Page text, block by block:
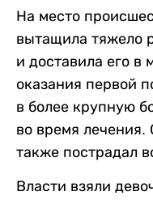
На место
вытащила тяжело
и доставила его в
оказания первой
в более крупную
во время
также пострадал
Власти взяли